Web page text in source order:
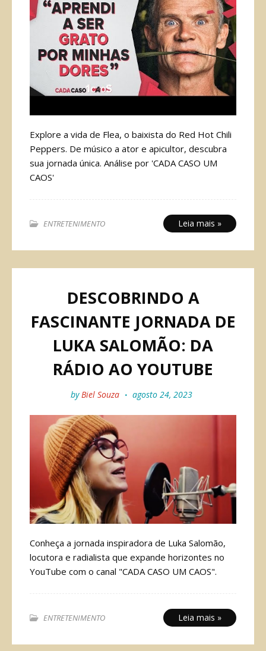
Explore a vida de Flea, o baixista do Red Hot Chili
Peppers. De músico a ator e apicultor, descubra
sua jornada única. Análise por 'CADA CASO UM
CAOS'
ENTRETENIMENTO Leia mais »
DESCOBRINDO A
FASCINANTE JORNADA DE
LUKA SALOMÃO: DA
RÁDIO AO YOUTUBE
byBiel Souza agosto 24, 2023
Conheça a jornada inspiradora de Luka Salomão,
locutora e radialista que expande horizontes no
YouTube com o canal "CADA CASO UM CAOS".
ENTRETENIMENTO Leia mais »